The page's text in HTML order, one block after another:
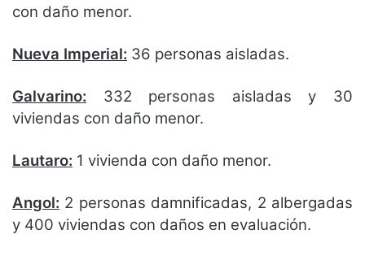
con daño menor.
Nueva Imperial: 36 personas aisladas.
Galvarino: 332 personas aisladas y 30
viviendas con daño menor.
Lautaro: 1 vivienda con daño menor.
Angol: 2 personas damnificadas, 2 albergadas
y 400 viviendas con daños en evaluación.